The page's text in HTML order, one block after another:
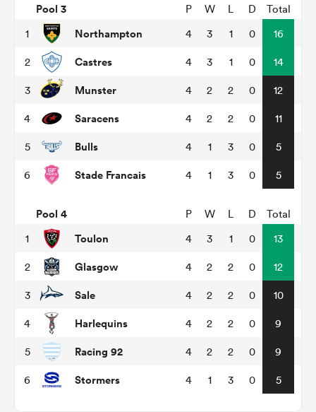
Pool 3 P W L D
Total
1
Northampton 4 3 1 0 16
2 Castres 4 3 1 0 14
3 Munster 4 2 2 0 12
4 Saracens 4 2 2 0 11
5 Bulls 4 1 3 0 5
6 Stade Francais 4 1 3 0 5
Pool 4 P W L D
Total
1
Toulon 4 3 1 0 13
2 Glasgow 4 2 2 0 12
3 Sale 4 2 2 0 10
4 Harlequins 4 2 2 0 9
5 Racing 92 4 2 2 0 9
6 Stormers 4 1 3 0 5